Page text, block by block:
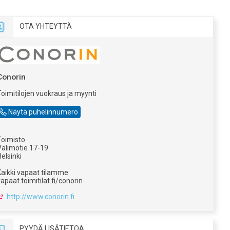
Ota yhteyttä
vuokraus ja myynti
Näytä puhelinnumero
- 612 2230
17-19
vapaat tilamme:
conorin
http://www.conorin.fi